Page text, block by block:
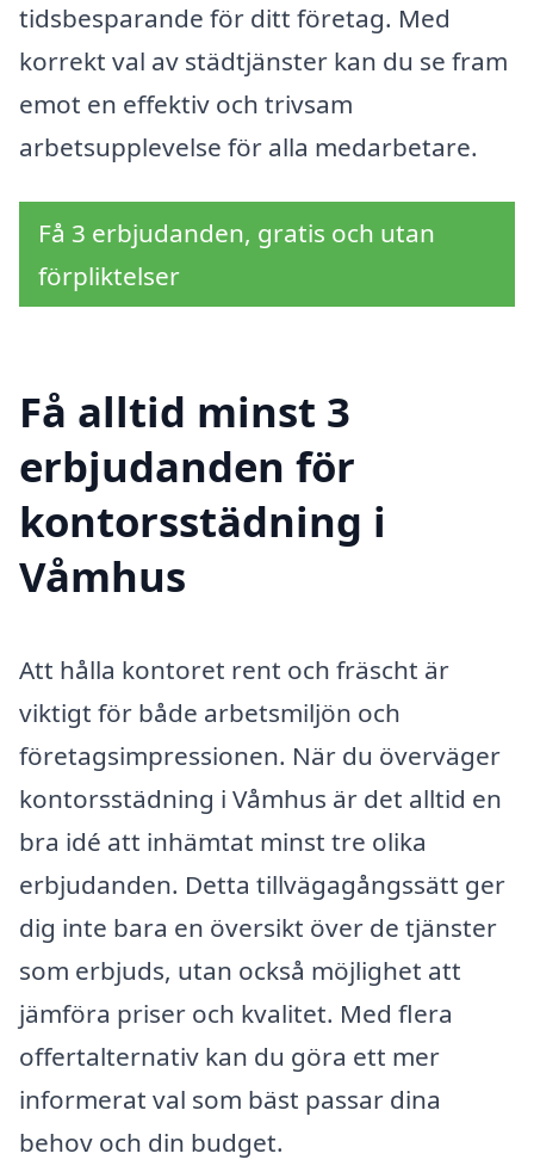
tidsbesparande för ditt företag. Med
korrekt val av städtjänster kan du se fram
emot en effektiv och trivsam
arbetsupplevelse för alla medarbetare.
Få 3 erbjudanden, gratis och utan
förpliktelser
Få alltid minst 3
erbjudanden för
kontorsstädning i
Våmhus
Att hålla kontoret rent och fräscht är
viktigt för både arbetsmiljön och
företagsimpressionen. När du överväger
kontorsstädning i Våmhus är det alltid en
bra idé att inhämtat minst tre olika
erbjudanden. Detta tillvägagångssätt ger
dig inte bara en översikt över de tjänster
som erbjuds, utan också möjlighet att
jämföra priser och kvalitet. Med flera
offertalternativ kan du göra ett mer
informerat val som bäst passar dina
behov och din budget.